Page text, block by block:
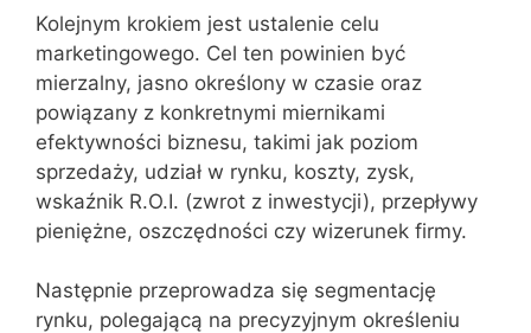
Kolejnym krokiem jest ustalenie celu
marketingowego. Cel ten powinien być
mierzalny, jasno określony w czasie oraz
powiązany z konkretnymi miernikami
efektywności biznesu, takimi jak poziom
sprzedaży, udział w rynku, koszty, zysk,
wskaźnik R.O.I. (zwrot z inwestycji), przepływy
pieniężne, oszczędności czy wizerunek firmy.
Następnie przeprowadza się segmentację
rynku, polegającą na precyzyjnym określeniu